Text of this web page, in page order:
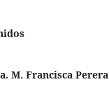
M. Francisca Perera